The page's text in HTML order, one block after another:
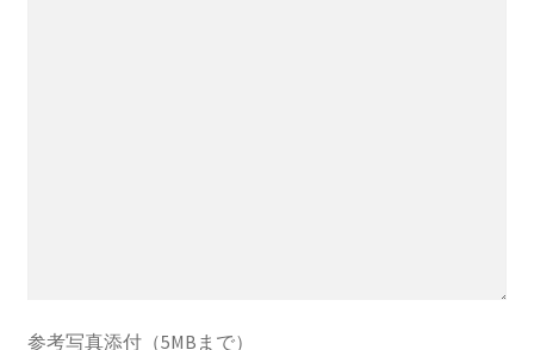
参考写真添付（5MBまで）